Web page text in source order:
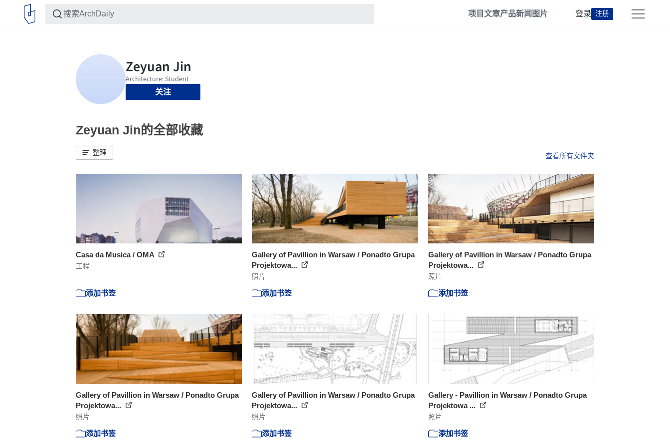
项目文章产品新闻 图片 登录 注册
关注
Zeyuan Jin的全部收藏
整理 查看所有文件夹
Casa da Musica / OMA
工程
添加书签
Gallery of Pavillion in Warsaw / Ponadto Grupa
Projektowa...
照片
添加书签
Gallery of Pavillion in Warsaw / Ponadto Grupa
Projektowa...
照片
添加书签
Gallery of Pavillion in Warsaw / Ponadto Grupa
Projektowa...
照片
添加书签
Gallery of Pavillion in Warsaw / Ponadto Grupa
Projektowa...
照片
添加书签
Gallery - Pavillion in Warsaw / Ponadto Grupa
Projektowa ...
照片
添加书签